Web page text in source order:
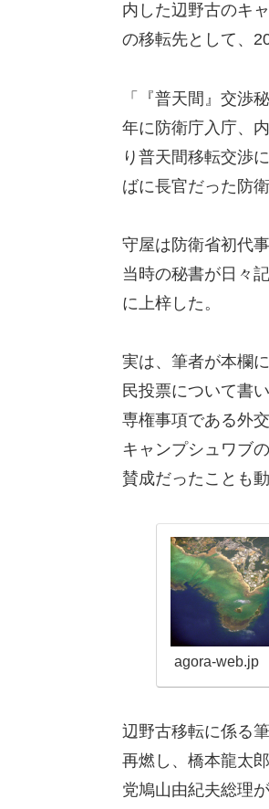
内した辺野古のキ
の移転先として、
「『普天間』交渉
年に防衛庁入庁、
り普天間移転交渉
ばに長官だった防
守屋は防衛省初代
当時の秘書が日々
に上梓した。
実は、筆者が本欄
民投票について書
専権事項である外
キャンプシュワブ
賛成だったことも
agora-web.jp
辺野古移転に係る
再燃し、橋本龍太
党鳩山由紀夫総理